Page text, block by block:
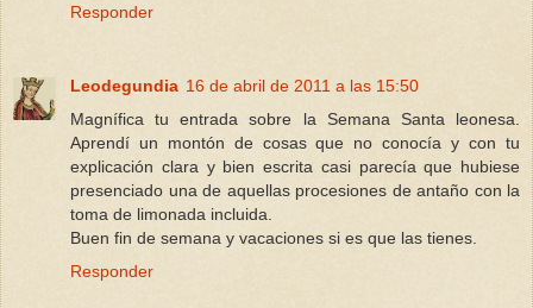
Responder
Leodegundia 16 de abril de 2011 a las 15:50
Magnífica tu entrada sobre la Semana Santa leonesa.
Aprendí un montón de cosas que no conocía y con tu
explicación clara y bien escrita casi parecía que hubiese
presenciado una de aquellas procesiones de antaño con la
toma de limonada incluida.
Buen fin de semana y vacaciones si es que las tienes.
Responder